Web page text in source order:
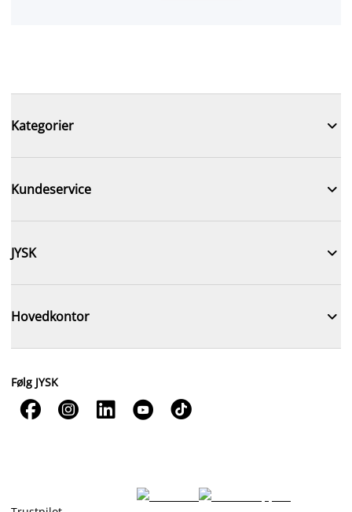
Kategorier 
Kundeservice 
JYSK 
Hovedkontor 
Følg JYSK
    